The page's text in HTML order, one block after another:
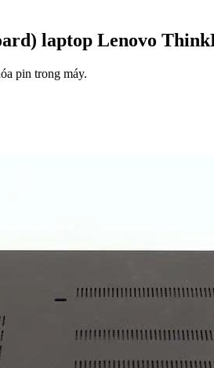
laptop Lenovo
pin trong máy.